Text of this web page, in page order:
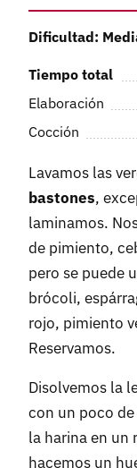
Dificultad:
Tiempo total
Elaboración
Cocción
Lavamos las
bastones,
laminamos.
de pimiento,
pero se puede
brócoli,
rojo, pimiento
Reservamos.
Disolvemos la
con un poco
la harina en un
hacemos un